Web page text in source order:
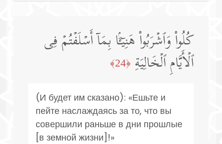
كُلُوا۟ وَٱشۡرَبُوا۟ هَنِیۤـَٔۢا بِمَاۤ أَسۡلَفۡتُمۡ فِی
ٱلۡأَیَّامِ ٱلۡخَالِیَةِ ﴿24﴾
(И будет им сказано): «Ешьте и
пейте наслаждаясь за то, что вы
совершили раньше в дни прошлые
[в земной жизни]!»